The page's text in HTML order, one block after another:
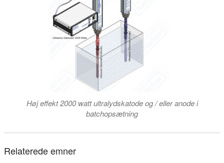
Høj effekt 2000 watt ultralydskatode og / eller anode i
batchopsætning
Relaterede emner